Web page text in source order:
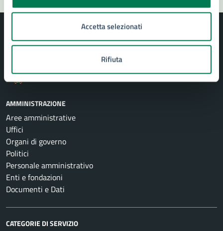
Accetta selezionati
Rifiuta
Comune di Siracusa
AMMINISTRAZIONE
Aree amministrative
Uffici
Organi di governo
Politici
Personale amministrativo
Enti e fondazioni
Documenti e Dati
CATEGORIE DI SERVIZIO